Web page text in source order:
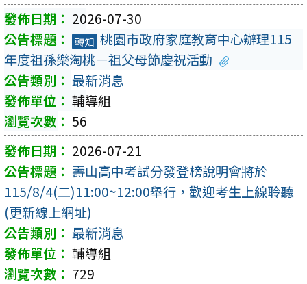
2026-07-30
轉知 桃園市政府家庭教育中心辦理115
年度祖孫樂淘桃－祖父母節慶祝活動
最新消息
輔導組
56
2026-07-21
壽山高中考試分發登榜說明會將於
115/8/4(二)11:00~12:00舉行，歡迎考生上線聆聽
(更新線上網址)
最新消息
輔導組
729